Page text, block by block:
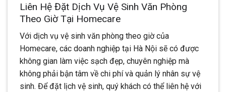
Liên Hệ Đặt Dịch Vụ Vệ Sinh Văn Phòng
Theo Giờ Tại Homecare
Với dịch vụ vệ sinh văn phòng theo giờ của
Homecare, các doanh nghiệp tại Hà Nội sẽ có được
không gian làm việc sạch đẹp, chuyên nghiệp mà
không phải bận tâm về chi phí và quản lý nhân sự vệ
sinh. Để đặt lịch vệ sinh, quý khách có thể liên hệ với